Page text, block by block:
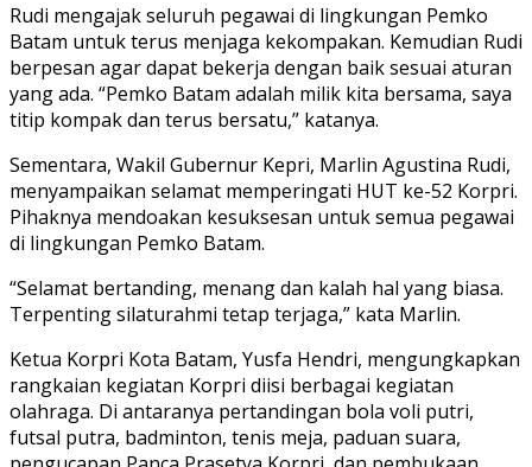
Rudi mengajak seluruh pegawai di lingkungan Pemko
Batam untuk terus menjaga kekompakan. Kemudian Rudi
berpesan agar dapat bekerja dengan baik sesuai aturan
yang ada. “Pemko Batam adalah milik kita bersama, saya
titip kompak dan terus bersatu,” katanya.
Sementara, Wakil Gubernur Kepri, Marlin Agustina Rudi,
menyampaikan selamat memperingati HUT ke-52 Korpri.
Pihaknya mendoakan kesuksesan untuk semua pegawai
di lingkungan Pemko Batam.
“Selamat bertanding, menang dan kalah hal yang biasa.
Terpenting silaturahmi tetap terjaga,” kata Marlin.
Ketua Korpri Kota Batam, Yusfa Hendri, mengungkapkan
rangkaian kegiatan Korpri diisi berbagai kegiatan
olahraga. Di antaranya pertandingan bola voli putri,
futsal putra, badminton, tenis meja, paduan suara,